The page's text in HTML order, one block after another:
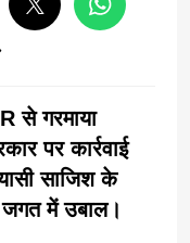
से गरमाया
पर कार्रवाई
साजिश के
में उबाल।